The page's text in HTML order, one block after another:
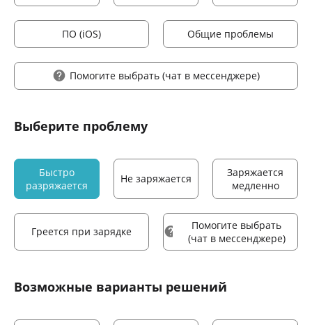
ПО (iOS) Общие проблемы
Помогите выбрать (чат в мессенджере)
Выберите проблему
Быстро
разряжается
Не заряжается
Заряжается
медленно
Греется при зарядке
Помогите выбрать
(чат в мессенджере)
Возможные варианты решений